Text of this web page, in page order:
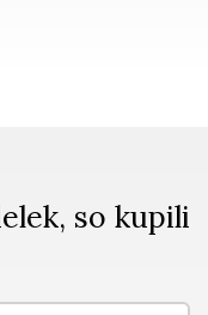
so kupili